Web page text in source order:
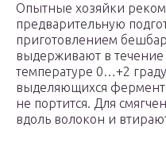
Опытные хозяйки
предварительную
приготовлением
выдерживают в течение
температуре 0…+2
выделяющихся
не портится. Для
вдоль волокон и